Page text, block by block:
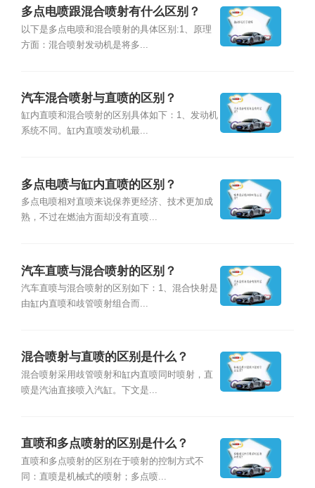
多点电喷跟混合喷射有什么区别？
以下是多点电喷和混合喷射的具体区别:1、原理
方面：混合喷射发动机是将多...
汽车混合喷射与直喷的区别？
缸内直喷和混合喷射的区别具体如下：1、发动机
系统不同。缸内直喷发动机最...
多点电喷与缸内直喷的区别？
多点电喷相对直喷来说保养更经济、技术更加成
熟，不过在燃油方面却没有直喷...
汽车直喷与混合喷射的区别？
汽车直喷与混合喷射的区别如下：1、混合快射是
由缸内直喷和歧管喷射组合而...
混合喷射与直喷的区别是什么？
混合喷射采用歧管喷射和缸内直喷同时喷射，直
喷是汽油直接喷入汽缸。下文是...
直喷和多点喷射的区别是什么？
直喷和多点喷射的区别在于喷射的控制方式不
同：直喷是机械式的喷射；多点喷...